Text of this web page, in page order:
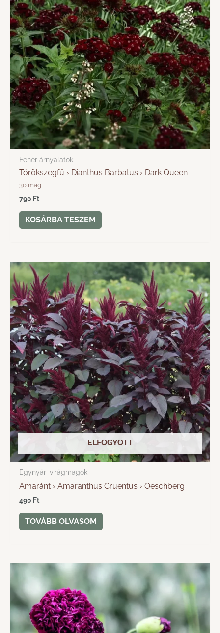
Fehér árnyalatok
Törökszegfű › Dianthus Barbatus › Dark Queen
30 mag
790 Ft
KOSÁRBA TESZEM
ELFOGYOTT
Egynyári virágmagok
Amaránt › Amaranthus Cruentus › Oeschberg
490 Ft
TOVÁBB OLVASOM